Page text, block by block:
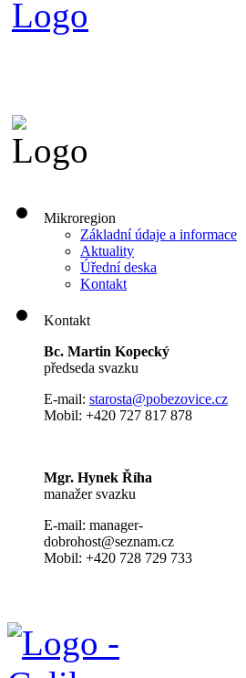
Mikroregion
Základní údaje a informace
Aktuality
Úřední deska
Kontakt
Kontakt
Bc. Martin Kopecký
předseda svazku
E-mail: starosta@pobezovice.cz
Mobil: +420 727 817 878
Mgr. Hynek Říha
manažer svazku
E-mail: manager-
dobrohost@seznam.cz
Mobil: +420 728 729 733